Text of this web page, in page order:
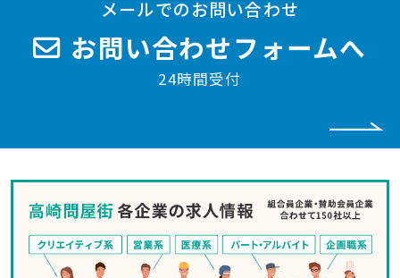
メールでのお問い合わせ
お問い合わせフォームへ
24時間受付